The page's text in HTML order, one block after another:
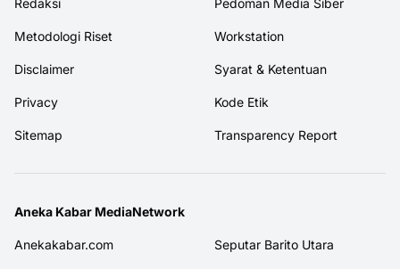
Redaksi Pedoman Media Siber
Metodologi Riset Workstation
Disclaimer Syarat & Ketentuan
Privacy Kode Etik
Sitemap Transparency Report
Aneka Kabar MediaNetwork
Anekakabar.com Seputar Barito Utara